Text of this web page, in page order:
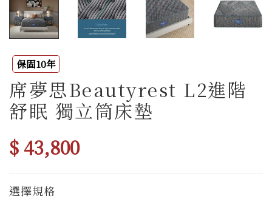
保固10年
席夢思Beautyrest L2進階
舒眠 獨立筒床墊
$ 43,800
選擇規格